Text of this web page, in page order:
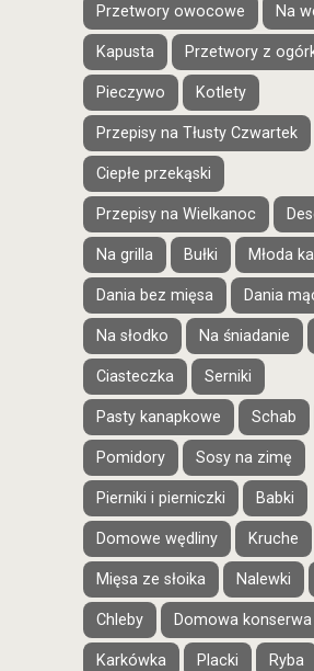
Przetwory owocowe Na
Kapusta Przetwory z
Pieczywo Kotlety
Przepisy na Tłusty Czwartek
Ciepłe przekąski
Przepisy na Wielkanoc
Na grilla Bułki Młoda
Dania bez mięsa Dania
Na słodko Na śniadanie
Ciasteczka Serniki
Pasty kanapkowe Schab
Pomidory Sosy na zimę
Pierniki i pierniczki Babki
Domowe wędliny Kruche
Mięsa ze słoika Nalewki
Chleby Domowa konserwa
Karkówka Placki Ryba